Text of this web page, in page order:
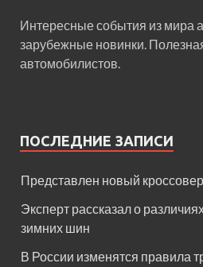
Интересные события из мира
зарубежные новинки.
автомобилистов.
ПОСЛЕДНИЕ ЗАПИСИ
Представлен новый
Эксперт рассказал о
зимних шин
В России изменятся правила